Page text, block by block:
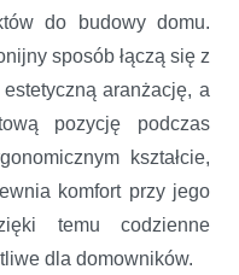
do budowy domu.
sposób łączą się z
aranżację, a
pozycję podczas
kształcie,
komfort przy jego
temu codzienne
dla domowników.